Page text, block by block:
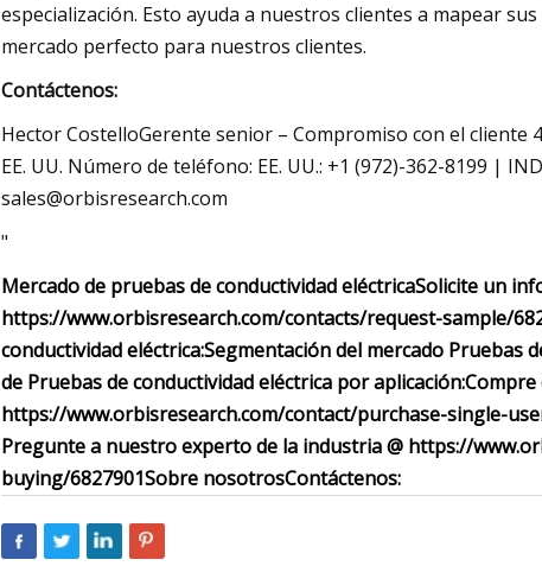
especialización. Esto ayuda a nuestros clientes a mapear
mercado perfecto para nuestros clientes.
Contáctenos:
Hector CostelloGerente senior – Compromiso con el cliente
EE. UU. Número de teléfono: EE. UU.: +1 (972)-362-8199 |
sales@orbisresearch.com
"
Mercado de pruebas de conductividad eléctricaSolicite un
https://www.orbisresearch.com/contacts/request-sample/
conductividad eléctrica:Segmentación del mercado Pruebas
de Pruebas de conductividad eléctrica por aplicación:Compre
https://www.orbisresearch.com/contact/purchase-single-
Pregunte a nuestro experto de la industria @ https://
buying/6827901Sobre nosotrosContáctenos: